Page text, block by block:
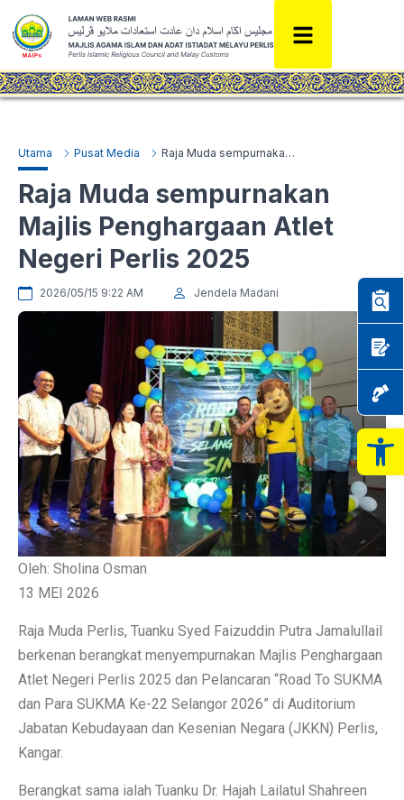
Utama Pusat Media Raja Muda sempurnakan Majlis Penghargaan Atlet Negeri Perlis 2025
Raja Muda sempurnakan
Majlis Penghargaan Atlet
Negeri Perlis 2025
2026/05/15 9:22 AM Jendela Madani
Oleh: Sholina Osman
13 MEI 2026
Raja Muda Perlis, Tuanku Syed Faizuddin Putra Jamalullail
berkenan berangkat menyempurnakan Majlis Penghargaan
Atlet Negeri Perlis 2025 dan Pelancaran “Road To SUKMA
dan Para SUKMA Ke-22 Selangor 2026” di Auditorium
Jabatan Kebudayaan dan Kesenian Negara (JKKN) Perlis,
Kangar.
Berangkat sama ialah Tuanku Dr. Hajah Lailatul Shahreen